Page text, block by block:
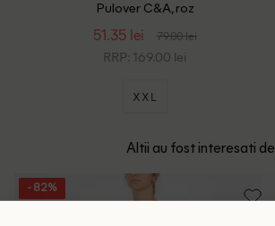
Pulover C&A, roz
51.35 lei 79.00 lei
RRP: 169.00 lei
XXL
Altii au fost interesati de
- 82%